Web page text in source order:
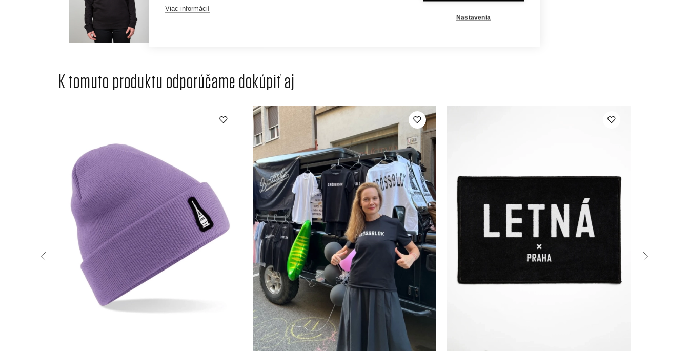
K tomuto produktu odporúčame dokúpiť aj
Viac informácií
Nastavenia